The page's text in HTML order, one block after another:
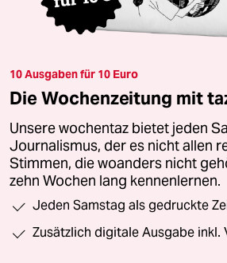
10 Ausgaben für 10 Euro
Die Wochenzeitung mit
Unsere wochentaz bietet jeden
Journalismus, der es nicht allen
Stimmen, die woanders nicht
zehn Wochen lang kennenlernen.
Jeden Samstag als gedruckte
Zusätzlich digitale Ausgabe inkl.